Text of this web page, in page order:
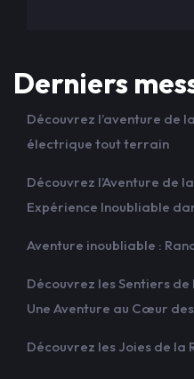
Derniers
Découvrez l’aventure de
électrique tout terrain
Découvrez l’Aventure de
Expérience Inoubliable
Aventure inoubliable :
Découvrez les Sentiers
Une Aventure au Cœur
Découvrez les Joies de la